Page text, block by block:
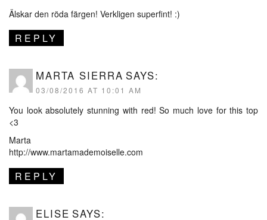
Älskar den röda färgen! Verkligen superfint! :)
REPLY
MARTA SIERRA SAYS:
03/08/2016 AT 10:01 AM
You look absolutely stunning with red! So much love for this top
<3
Marta
http://www.martamademoiselle.com
REPLY
ELISE SAYS: